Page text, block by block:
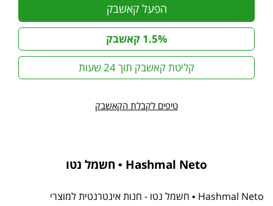
הפעל קאשבק
1.5% קאשבק
קליטת קאשבק תוך 24 שעות
טיפים לקבלת הקאשבק
Hashmal Neto • חשמל נטו
Hashmal Neto • חשמל נטו - חנות אינטרנטית למוצרי